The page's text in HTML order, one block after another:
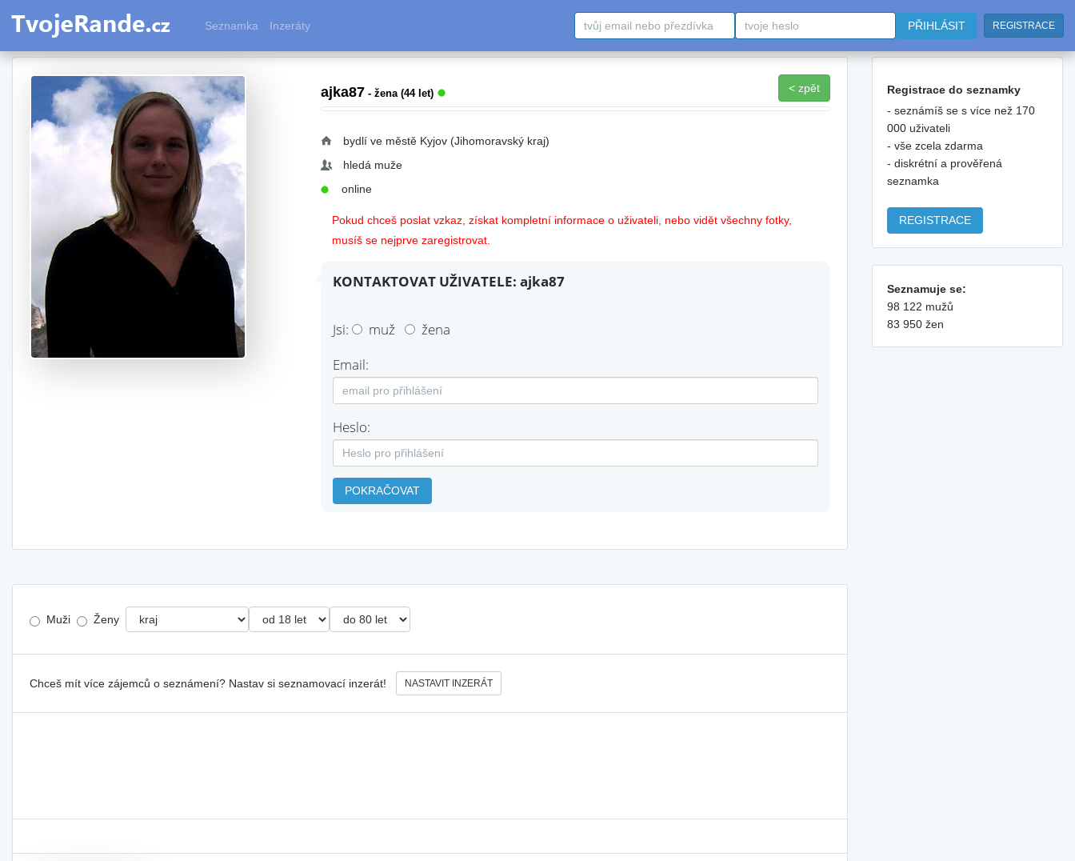
Seznamka Inzeráty PŘIHLÁSIT REGISTRACE
ajka87 - žena (44 let) < zpět
bydlí ve městě Kyjov (Jihomoravský kraj)
hledá muže
online
Pokud chceš poslat vzkaz, získat kompletní informace o uživateli, nebo vidět všechny fotky,
musíš se nejprve zaregistrovat.
KONTAKTOVAT UŽIVATELE: ajka87
Jsi: muž
žena
Email:
Heslo:
POKRAČOVAT
Muži Ženy
Chceš mít více zájemců o seznámení? Nastav si seznamovací inzerát! NASTAVIT INZERÁT
Registrace do seznamky
- seznámíš se s více než 170
000 uživateli
- vše zcela zdarma
- diskrétní a prověřená
seznamka
REGISTRACE
Seznamuje se:
98 122 mužů
83 950 žen